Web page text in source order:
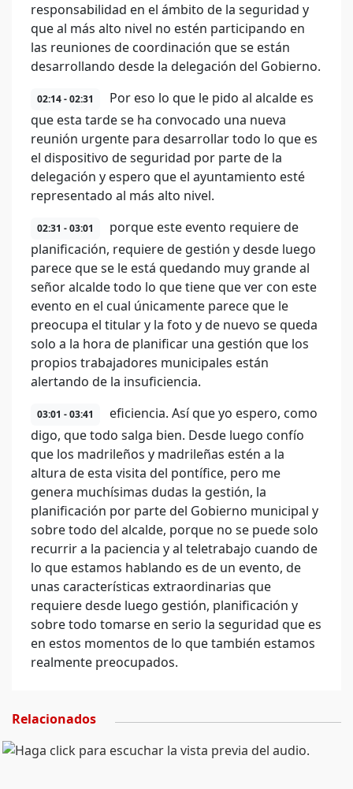
responsabilidad en el ámbito de la seguridad y
que al más alto nivel no estén participando en
las reuniones de coordinación que se están
desarrollando desde la delegación del Gobierno.
02:14 - 02:31
Por eso lo que le pido al alcalde es
que esta tarde se ha convocado una nueva
reunión urgente para desarrollar todo lo que es
el dispositivo de seguridad por parte de la
delegación y espero que el ayuntamiento esté
representado al más alto nivel.
02:31 - 03:01
porque este evento requiere de
planificación, requiere de gestión y desde luego
parece que se le está quedando muy grande al
señor alcalde todo lo que tiene que ver con este
evento en el cual únicamente parece que le
preocupa el titular y la foto y de nuevo se queda
solo a la hora de planificar una gestión que los
propios trabajadores municipales están
alertando de la insuficiencia.
03:01 - 03:41
eficiencia. Así que yo espero, como
digo, que todo salga bien. Desde luego confío
que los madrileños y madrileñas estén a la
altura de esta visita del pontífice, pero me
genera muchísimas dudas la gestión, la
planificación por parte del Gobierno municipal y
sobre todo del alcalde, porque no se puede solo
recurrir a la paciencia y al teletrabajo cuando de
lo que estamos hablando es de un evento, de
unas características extraordinarias que
requiere desde luego gestión, planificación y
sobre todo tomarse en serio la seguridad que es
en estos momentos de lo que también estamos
realmente preocupados.
Relacionados